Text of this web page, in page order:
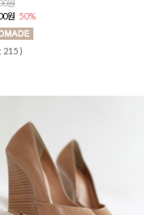
원
원 50%
215 )